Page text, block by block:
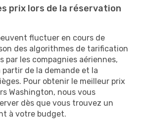
prix lors de la réservation
fluctuer en cours de
des algorithmes de tarification
par les compagnies aériennes,
de la demande et la
Pour obtenir le meilleur prix
Washington, nous vous
dès que vous trouvez un
à votre budget.